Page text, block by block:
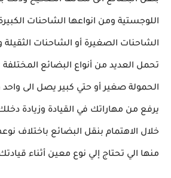
اللوجستية ومن انواعها الشاحنات
الشاحنات الصغيرة أو الشاحنات
تحمل العديد من أنواع البضائع
الحمولة صغير أو حتي كبير يصل الى
يرفع من مهاراتك في القيادة وزيادة
خلال الاهتمام بنقل البضائع باختلاف
منها الي تحتاج إلي نوع معين أثناء